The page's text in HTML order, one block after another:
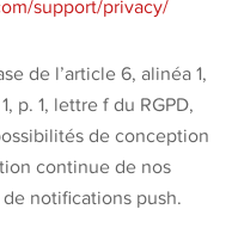
support/privacy/
de l’article 6, alinéa 1,
p. 1, lettre f du RGPD,
de conception
continue de nos
notifications push.